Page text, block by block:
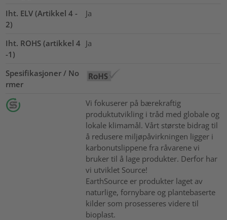
Iht. ELV (Artikkel 4 -
2)
Ja
Iht. ROHS (artikkel 4
-1)
Ja
Spesifikasjoner / No
rmer
Vi fokuserer på bærekraftig
produktutvikling i tråd med globale og
lokale klimamål. Vårt største bidrag til
å redusere miljøpåvirkningen ligger i
karbonutslippene fra råvarene vi
bruker til å lage produkter. Derfor har
vi utviklet Source!
EarthSource er produkter laget av
naturlige, fornybare og plantebaserte
kilder som prosesseres videre til
bioplast.